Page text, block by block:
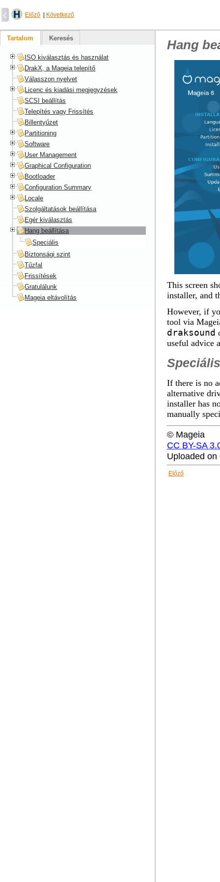
Előző Következő
Hang
This screen
installer, and
However, if
tool via
draksound
useful advice
Speciális
If there is no
alternative
installer has
manually
© Mageia
CC BY-SA
Uploaded
Előző
Tartalom Keresés
ISO kiválasztás és használat
DrakX, a Mageia telepítő
Válasszon nyelvet
Licenc és kiadási megjegyzések
SCSI beállítás
Telepítés vagy Frissítés
Billentyűzet
Partitioning
Software
User Management
Graphical Configuration
Bootloader
Configuration Summary
Locale
Szolgáltatások beállítása
Egér kiválasztás
Hang beállítása
Speciális
Biztonsági szint
Tűzfal
Frissítések
Gratulálunk
Mageia eltávolítás